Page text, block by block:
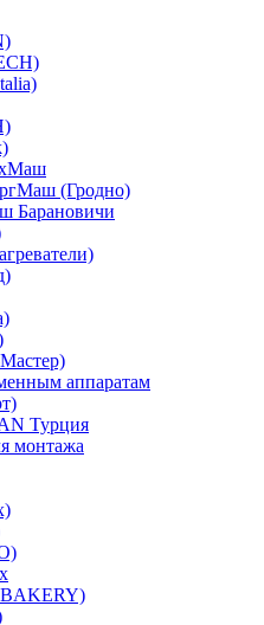
(Гродно)
Барановичи
аппаратам
Турция
монтажа